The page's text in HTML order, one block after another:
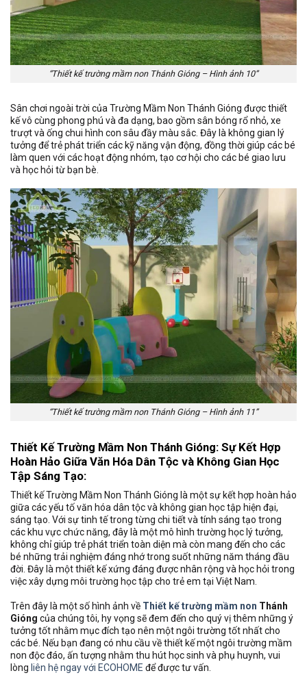
“Thiết kế trường mầm non Thánh Gióng – Hình ảnh 10”
Sân chơi ngoài trời của Trường Mầm Non Thánh Gióng được thiết
kế vô cùng phong phú và đa dạng, bao gồm sân bóng rổ nhỏ, xe
trượt và ống chui hình con sâu đầy màu sắc. Đây là không gian lý
tưởng để trẻ phát triển các kỹ năng vận động, đồng thời giúp các bé
làm quen với các hoạt động nhóm, tạo cơ hội cho các bé giao lưu
và học hỏi từ bạn bè.
“Thiết kế trường mầm non Thánh Gióng – Hình ảnh 11”
Thiết Kế Trường Mầm Non Thánh Gióng: Sự Kết Hợp
Hoàn Hảo Giữa Văn Hóa Dân Tộc và Không Gian Học
Tập Sáng Tạo:
Thiết kế Trường Mầm Non Thánh Gióng là một sự kết hợp hoàn hảo
giữa các yếu tố văn hóa dân tộc và không gian học tập hiện đại,
sáng tạo. Với sự tinh tế trong từng chi tiết và tính sáng tạo trong
các khu vực chức năng, đây là một mô hình trường học lý tưởng,
không chỉ giúp trẻ phát triển toàn diện mà còn mang đến cho các
bé những trải nghiệm đáng nhớ trong suốt những năm tháng đầu
đời. Đây là một thiết kế xứng đáng được nhân rộng và học hỏi trong
việc xây dựng môi trường học tập cho trẻ em tại Việt Nam.
Trên đây là một số hình ảnh về Thiết kế trường mầm non Thánh
Gióng của chúng tôi, hy vọng sẽ đem đến cho quý vị thêm những ý
tưởng tốt nhằm mục đích tạo nên một ngôi trường tốt nhất cho
các bé. Nếu bạn đang có nhu cầu về thiết kế một ngôi trường mầm
non độc đáo, ấn tượng nhằm thu hút học sinh và phụ huynh, vui
lòng liên hệ ngay với ECOHOME để được tư vấn.